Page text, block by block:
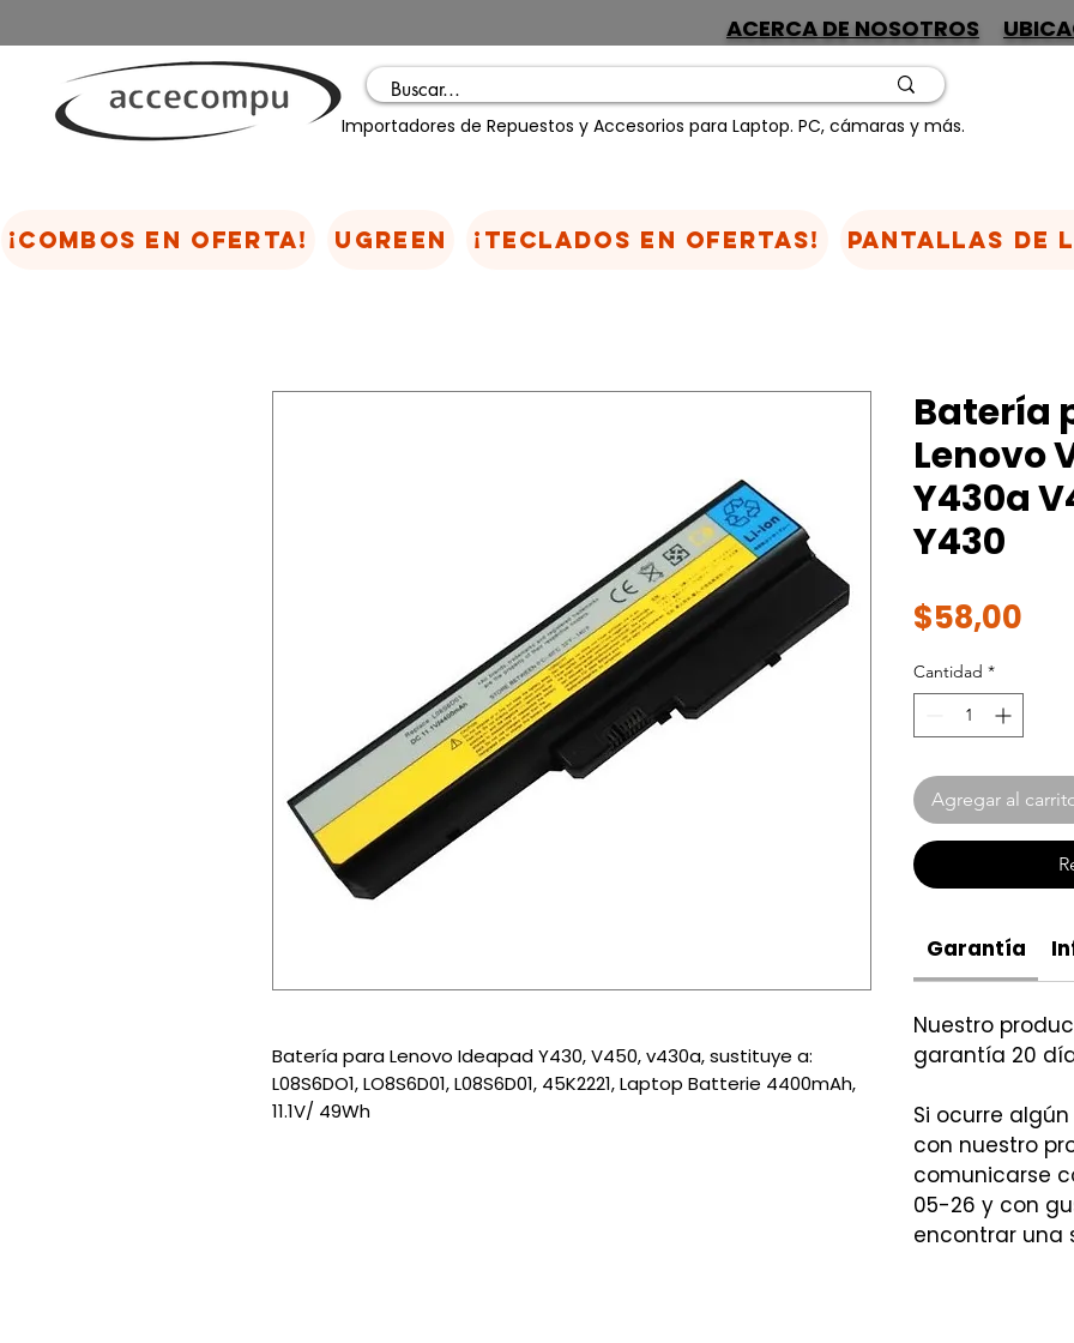
ACERCA DE NOSOTROS
Importadores de Repuestos y Accesorios para Laptop. PC, cámaras y más.
Batería para Lenovo Ideapad Y430, V450, v430a, sustituye a:
L08S6DO1, LO8S6D01, L08S6D01, 45K2221, Laptop Batterie 4400mAh,
11.1V/ 49Wh
Batería
Lenovo
Y430a
Y430
$58,00
Cantidad *
Agregar al
Garantía
Nuestro
garantía 20
Si ocurre
con nuestro
comunicarse
05-26 y con
encontrar una
¡COMBOS EN OFERTA! UGREEN ¡TECLADOS EN OFERTAS! Pantallas de